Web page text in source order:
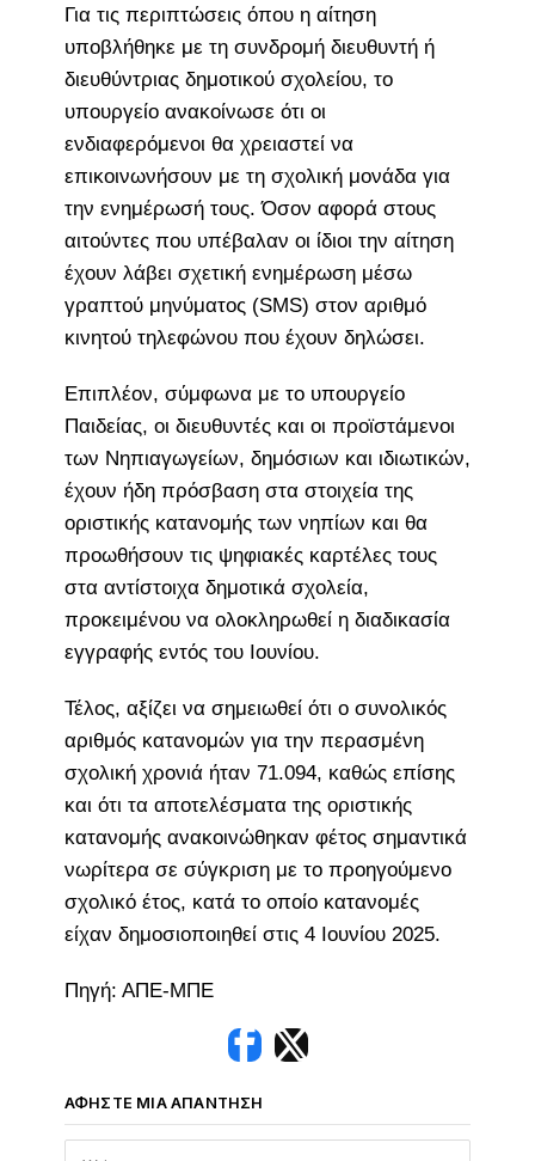
Για τις περιπτώσεις όπου η αίτηση
υποβλήθηκε με τη συνδρομή διευθυντή ή
διευθύντριας δημοτικού σχολείου, το
υπουργείο ανακοίνωσε ότι οι
ενδιαφερόμενοι θα χρειαστεί να
επικοινωνήσουν με τη σχολική μονάδα για
την ενημέρωσή τους. Όσον αφορά στους
αιτούντες που υπέβαλαν οι ίδιοι την αίτηση
έχουν λάβει σχετική ενημέρωση μέσω
γραπτού μηνύματος (SMS) στον αριθμό
κινητού τηλεφώνου που έχουν δηλώσει.
Επιπλέον, σύμφωνα με το υπουργείο
Παιδείας, οι διευθυντές και οι προϊστάμενοι
των Νηπιαγωγείων, δημόσιων και ιδιωτικών,
έχουν ήδη πρόσβαση στα στοιχεία της
οριστικής κατανομής των νηπίων και θα
προωθήσουν τις ψηφιακές καρτέλες τους
στα αντίστοιχα δημοτικά σχολεία,
προκειμένου να ολοκληρωθεί η διαδικασία
εγγραφής εντός του Ιουνίου.
Τέλος, αξίζει να σημειωθεί ότι ο συνολικός
αριθμός κατανομών για την περασμένη
σχολική χρονιά ήταν 71.094, καθώς επίσης
και ότι τα αποτελέσματα της οριστικής
κατανομής ανακοινώθηκαν φέτος σημαντικά
νωρίτερα σε σύγκριση με το προηγούμενο
σχολικό έτος, κατά το οποίο κατανομές
είχαν δημοσιοποιηθεί στις 4 Ιουνίου 2025.
Πηγή: ΑΠΕ-ΜΠΕ
ΑΦΉΣΤΕ ΜΙΑ ΑΠΆΝΤΗΣΗ